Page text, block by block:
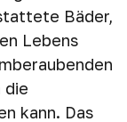
Bäder,
Lebens
die
kann. Das